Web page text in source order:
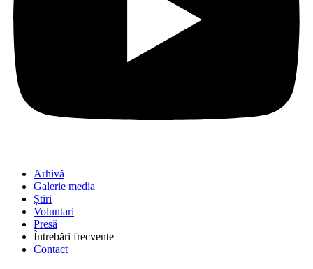
Arhivă
Galerie media
Știri
Voluntari
Presă
Întrebări frecvente
Contact